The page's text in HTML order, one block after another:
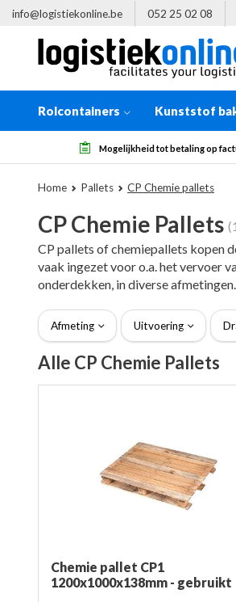
info@logistiekonline.be 052 25 02 08
Rolcontainers Kunststof
14 dagen herroepingsrecht, na
Home Pallets CP Chemie pallets
CP Chemie Pallets
CP pallets of chemiepallets kopen
vaak ingezet voor o.a. het vervoer
onderdekken, in diverse afmetingen.
Afmeting Uitvoering
Alle CP Chemie Pallets
Chemie pallet CP1
1200x1000x138mm - gebruikt